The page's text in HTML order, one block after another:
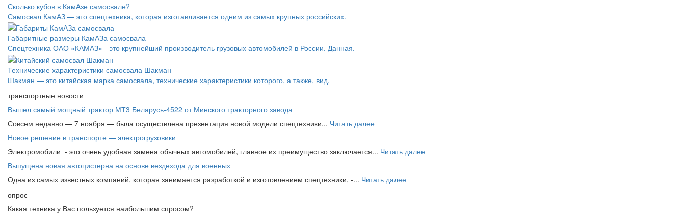
Сколько кубов в КамАзе самосвале?
Самосвал КамАЗ — это спецтехника, которая изготавливается одним из самых крупных российских.
Габаритные размеры КамАЗа самосвала
Спецтехника ОАО «КАМАЗ» - это крупнейший производитель грузовых автомобилей в России. Данная.
Технические характеристики самосвала Шакман
Шакман — это китайская марка самосвала, технические характеристики которого, а также, вид.
транспортные новости
Вышел самый мощный трактор МТ3 Беларусь-4522 от Минского тракторного завода
Совсем недавно — 7 ноября — была осуществлена презентация новой модели спецтехники... Читать далее
Новое решение в транспорте — электрогрузовики
Электромобили - это очень удобная замена обычных автомобилей, главное их преимущество заключается... Читать далее
Выпущена новая автоцистерна на основе вездехода для военных
Одна из самых известных компаний, которая занимается разработкой и изготовлением спецтехники, -... Читать далее
опрос
Какая техника у Вас пользуется наибольшим спросом?